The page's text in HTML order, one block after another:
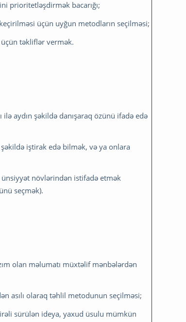
prioritetləşdirmək bacarığı;
üçün uyğun metodların seçilməsi;
təkliflər vermək.
aydın şəkildə danışaraq özünü ifadə edə
iştirak edə bilmək, və ya onlara
növlərindən istifadə etmək
seçmək).
olan məlumatı müxtəlif mənbələrdən
asılı olaraq təhlil metodunun seçilməsi;
sürülən ideya, yaxud üsulu mümkün